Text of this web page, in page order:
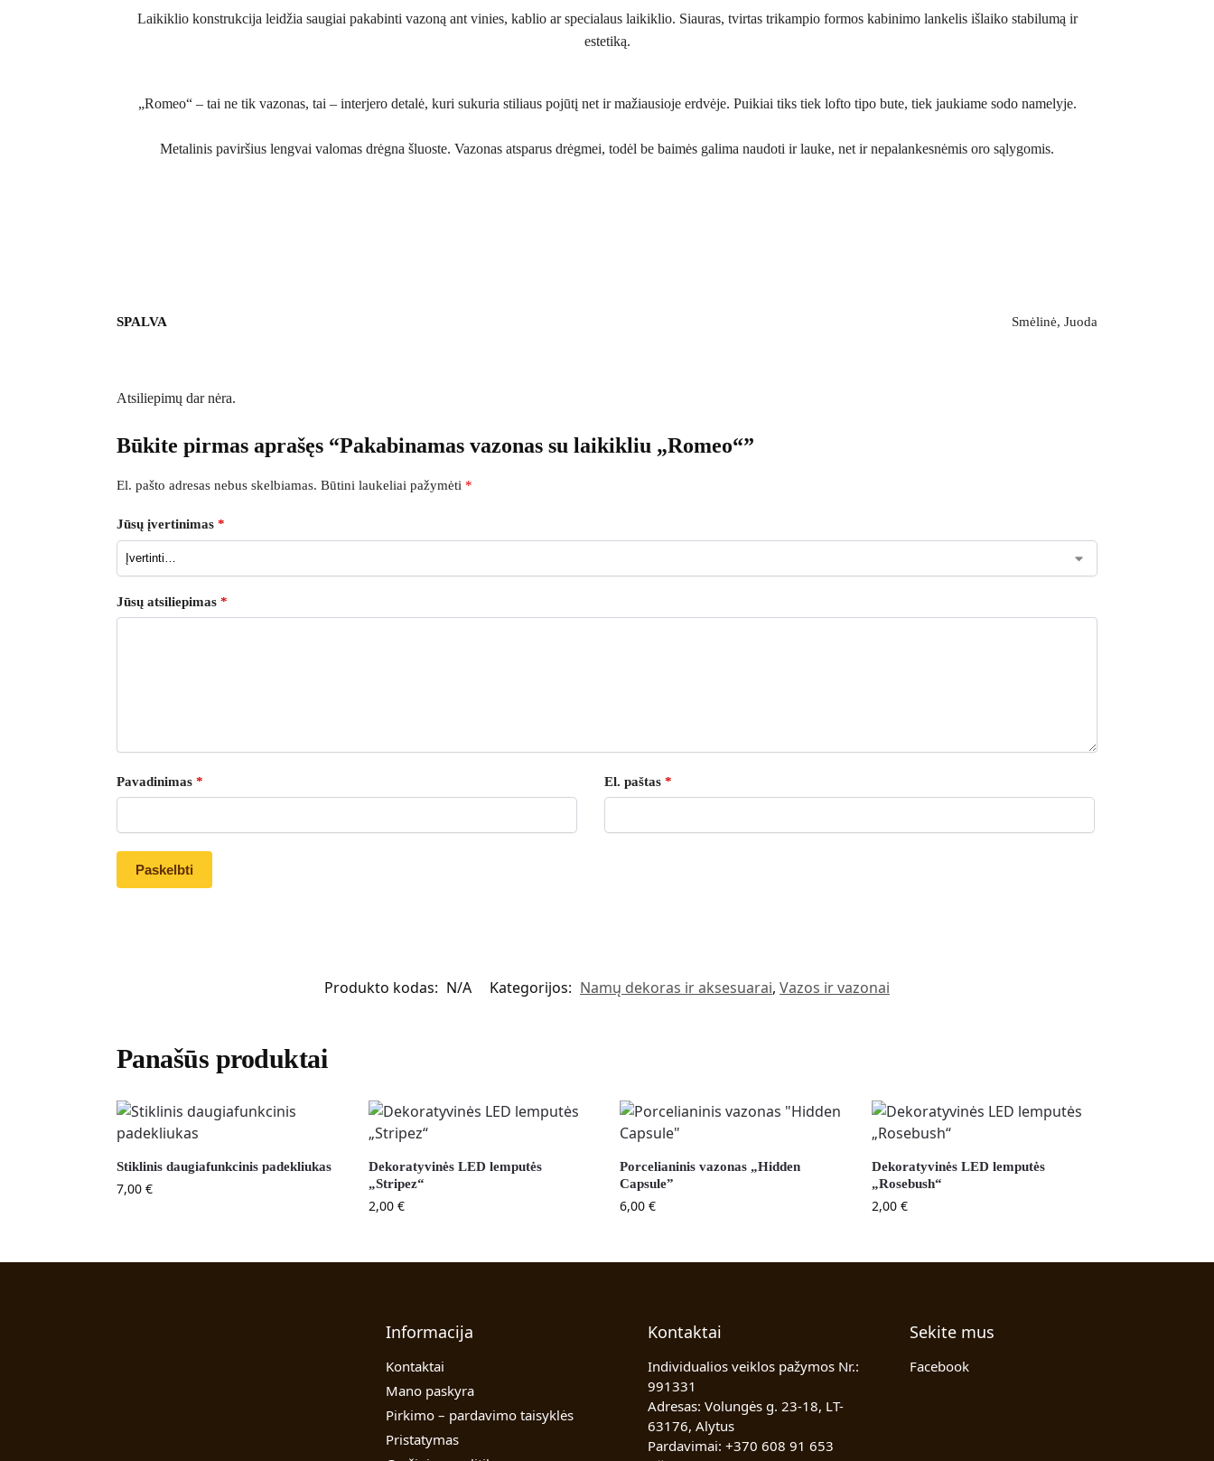
Laikiklio konstrukcija leidžia saugiai pakabinti vazoną ant vinies, kablio ar specialaus laikiklio. Siauras, tvirtas trikampio formos kabinimo lankelis išlaiko stabilumą ir
estetiką.
„Romeo“ – tai ne tik vazonas, tai – interjero detalė, kuri sukuria stiliaus pojūtį net ir mažiausioje erdvėje. Puikiai tiks tiek lofto tipo bute, tiek jaukiame sodo namelyje.
Metalinis paviršius lengvai valomas drėgna šluoste. Vazonas atsparus drėgmei, todėl be baimės galima naudoti ir lauke, net ir nepalankesnėmis oro sąlygomis.
SPALVA Smėlinė, Juoda
Atsiliepimų dar nėra.
Būkite pirmas aprašęs “Pakabinamas vazonas su laikikliu „Romeo“”
El. pašto adresas nebus skelbiamas. Būtini laukeliai pažymėti *
Jūsų įvertinimas *
Jūsų atsiliepimas *
Pavadinimas * El. paštas *
Produkto kodas: N/A Kategorijos: Namų dekoras ir aksesuarai, Vazos ir vazonai
Panašūs produktai
Stiklinis daugiafunkcinis padekliukas
7,00 €
Dekoratyvinės LED lemputės
„Stripez“
2,00 €
Porcelianinis vazonas „Hidden
Capsule”
6,00€
Dekoratyvinės LED lemputės
„Rosebush“
2,00€
Informacija
Kontaktai
Mano paskyra
Pirkimo – pardavimo taisyklės
Pristatymas
Kontaktai
Individualios veiklos pažymos Nr.:
991331
Adresas: Volungės g. 23-18, LT-
63176, Alytus
Pardavimai: +370 608 91 653
Sekite mus
Facebook